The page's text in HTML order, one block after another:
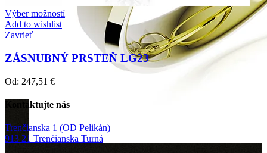
Výber možností
Add to wishlist
Zavrieť
ZÁSNUBNÝ PRSTEŇ LG23
Od: 247,51 €
Kontaktujte nás
Trenčianska 1 (OD Pelikán)
913 21 Trenčianska Turná